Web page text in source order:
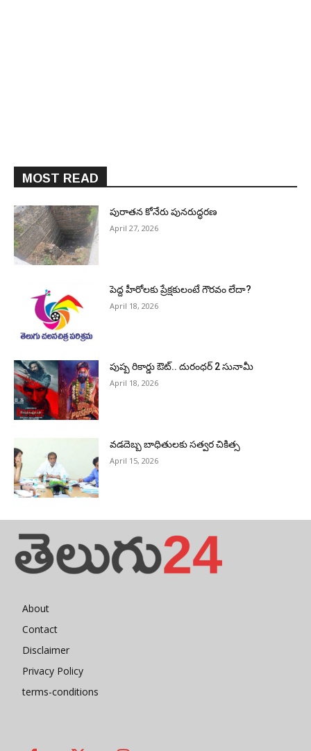
MOST READ
పురాత‌న కోనేరు పున‌రుద్ధ‌ర‌ణ
April 27, 2026
పెద్ద హీరోల‌కు ప్రేక్ష‌కులంటే గౌర‌వం లేదా?
April 18, 2026
పుష్ప రికార్డు ఔట్‌.. దురంధ‌ర్ 2 సునామీ
April 18, 2026
వడదెబ్బ బాధితులకు సత్వర చికిత్స
April 15, 2026
About
Contact
Disclaimer
Privacy Policy
terms-conditions